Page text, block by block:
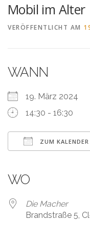
KONTAKT
Mobil im Alter
VERÖFFENTLICHT AM
WANN
19. März 2024
14:30 - 16:30
ZUM
WO
Die Macher
Brandstraße 5,